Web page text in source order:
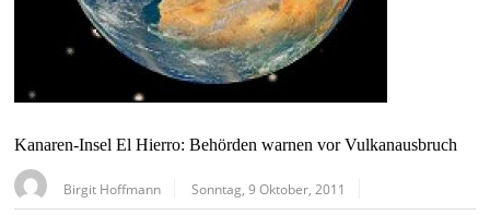
Kanaren-Insel El Hierro: Behörden warnen vor Vulkanausbruch
Birgit Hoffmann Sonntag, 9 Oktober, 2011